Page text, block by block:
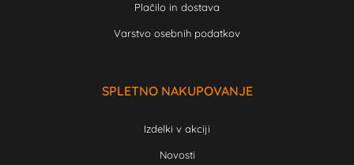
Plačilo in dostava
Varstvo osebnih podatkov
SPLETNO NAKUPOVANJE
Izdelki v akciji
Novosti